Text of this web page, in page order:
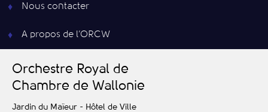
Nous contacter
A propos de l’ORCW
Orchestre Royal de
Chambre de Wallonie
Jardin du Maïeur - Hôtel de Ville